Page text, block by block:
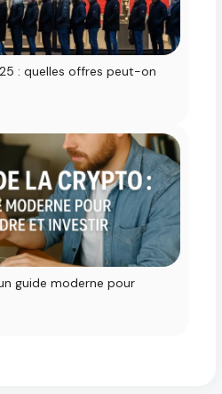
: quelles offres peut-on
guide moderne pour